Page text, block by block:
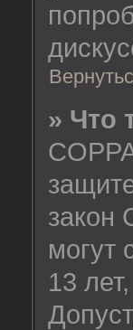
» Что
закон
могут
13